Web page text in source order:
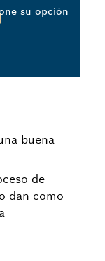
buena
de
dan como
su opción